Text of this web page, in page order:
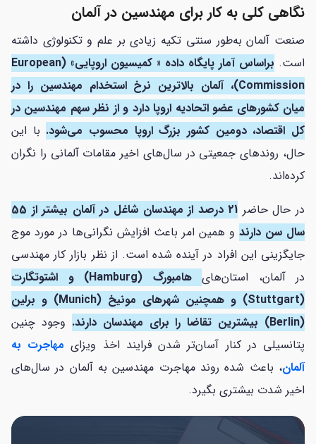
نگاهی کلی به کار برای مهندسین در آلمان
صنعت آلمان به‌طور سنتی تکیه زیادی بر علم و تکنولوژی داشته
است.
براساس آمار پایگاه داده « کمیسیون اروپایی» (European
Commission)، آلمان بالاترین نرخ استخدام مهندسین را در
میان کشورهای عضو اتحادیه اروپا دارد و از نظر سهم مهندسین در
کل اقتصاد، دومین کشور بزرگ اروپا محسوب می‌شود. با این
حال، روندهای جمعیتی در سال‌های اخیر مقامات آلمانی را نگران
کرده‌اند.
در حال حاضر
21 درصد از مهندسان شاغل در آلمان بیشتر از 55
سال سن دارند و همین امر باعث افزایش نگرانی‌ها در مورد موج
جایگزینی این افراد در آینده شده است. از نظر بازار کار مهندسی
در آلمان، استان‌های
هامبورگ (Hamburg) و اشتوتگارت
(Stuttgart) و همچنین شهرهای مونیخ (Munich) و برلین
(Berlin) بیشترین تقاضا را برای مهندسان دارند.
وجود چنین
پتانسیلی در کنار آسان‌تر شدن فرایند اخذ ویزای مهاجرت به
آلمان، باعث شده روند مهاجرت مهندسین به آلمان در سال‌های
اخیر شدت بیشتری بگیرد.